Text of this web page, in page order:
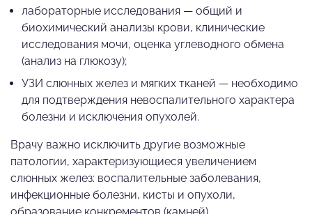
лабораторные исследования — общий и
биохимический анализы крови, клинические
исследования мочи, оценка углеводного обмена
(анализ на глюкозу);
УЗИ слюнных желез и мягких тканей — необходимо
для подтверждения невоспалительного характера
болезни и исключения опухолей.
Врачу важно исключить другие возможные
патологии, характеризующиеся увеличением
слюнных желез: воспалительные заболевания,
инфекционные болезни, кисты и опухоли,